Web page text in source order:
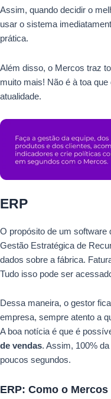
Assim, quando decidir o
usar o sistema
prática.
Além disso, o Mercos traz
muito mais! Não é à toa
atualidade.
ERP
O propósito de um software
Gestão Estratégica de
dados sobre a fábrica.
Tudo isso pode ser
Dessa maneira, o gestor
empresa, sempre atento a
A boa notícia é que é
de vendas. Assim, 100%
poucos segundos.
ERP: Como o